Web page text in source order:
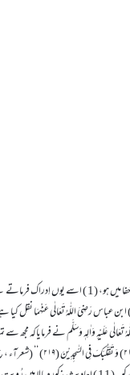
(2 ) میں ہوا کر تی۔ (3 )
بیہقی رَحْمَۃُ اللّٰہِ تَعَالٰی عَلَیْہِ (متوفی ۴۵۸ ھ) نے بروایت (